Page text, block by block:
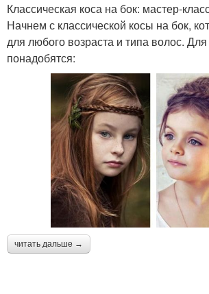
Классическая коса на бок: мастер-
Начнем с классической косы на бок,
для любого возраста и типа волос.
понадобятся:
читать дальше →